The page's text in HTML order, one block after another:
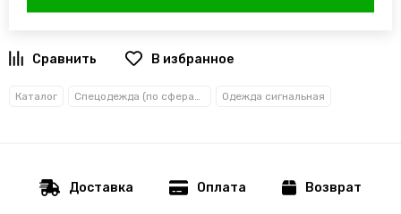
В избранное
Каталог Спецодежда (по сферам деятельности) Одежда сигнальная
Доставка Оплата Возврат